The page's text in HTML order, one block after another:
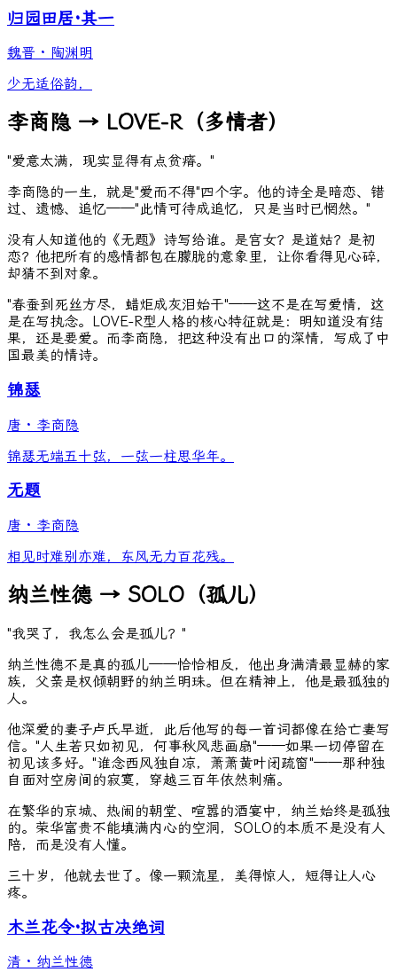
归园田居·其一
魏晋 · 陶渊明
少无适俗韵，
李商隐 → LOVE-R（多情者）
"爱意太满，现实显得有点贫瘠。"
李商隐的一生，就是"爱而不得"四个字。他的诗全是暗恋、错
过、遗憾、追忆——"此情可待成追忆，只是当时已惘然。"
没有人知道他的《无题》诗写给谁。是宫女？是道姑？是初
恋？他把所有的感情都包在朦胧的意象里，让你看得见心碎，
却猜不到对象。
"春蚕到死丝方尽，蜡炬成灰泪始干"——这不是在写爱情，这
是在写执念。LOVE-R型人格的核心特征就是：明知道没有结
果，还是要爱。而李商隐，把这种没有出口的深情，写成了中
国最美的情诗。
锦瑟
唐 · 李商隐
锦瑟无端五十弦，一弦一柱思华年。
无题
唐 · 李商隐
相见时难别亦难，东风无力百花残。
纳兰性德 → SOLO（孤儿）
"我哭了，我怎么会是孤儿？"
纳兰性德不是真的孤儿——恰恰相反，他出身满清最显赫的家
族，父亲是权倾朝野的纳兰明珠。但在精神上，他是最孤独的
人。
他深爱的妻子卢氏早逝，此后他写的每一首词都像在给亡妻写
信。"人生若只如初见，何事秋风悲画扇"——如果一切停留在
初见该多好。"谁念西风独自凉，萧萧黄叶闭疏窗"——那种独
自面对空房间的寂寞，穿越三百年依然刺痛。
在繁华的京城、热闹的朝堂、喧嚣的酒宴中，纳兰始终是孤独
的。荣华富贵不能填满内心的空洞，SOLO的本质不是没有人
陪，而是没有人懂。
三十岁，他就去世了。像一颗流星，美得惊人，短得让人心
疼。
木兰花令·拟古决绝词
清 · 纳兰性德